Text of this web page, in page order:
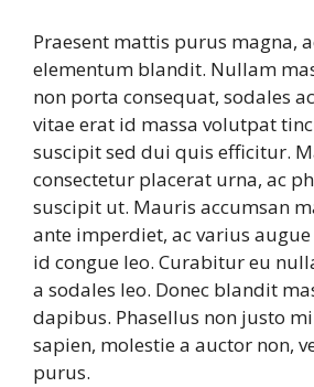
Praesent mattis purus magna,
elementum blandit. Nullam
non porta consequat, sodales
vitae erat id massa volutpat
suscipit sed dui quis efficitur.
consectetur placerat urna, ac
suscipit ut. Mauris accumsan
ante imperdiet, ac varius
id congue leo. Curabitur eu
a sodales leo. Donec blandit
dapibus. Phasellus non justo
sapien, molestie a auctor non,
purus.